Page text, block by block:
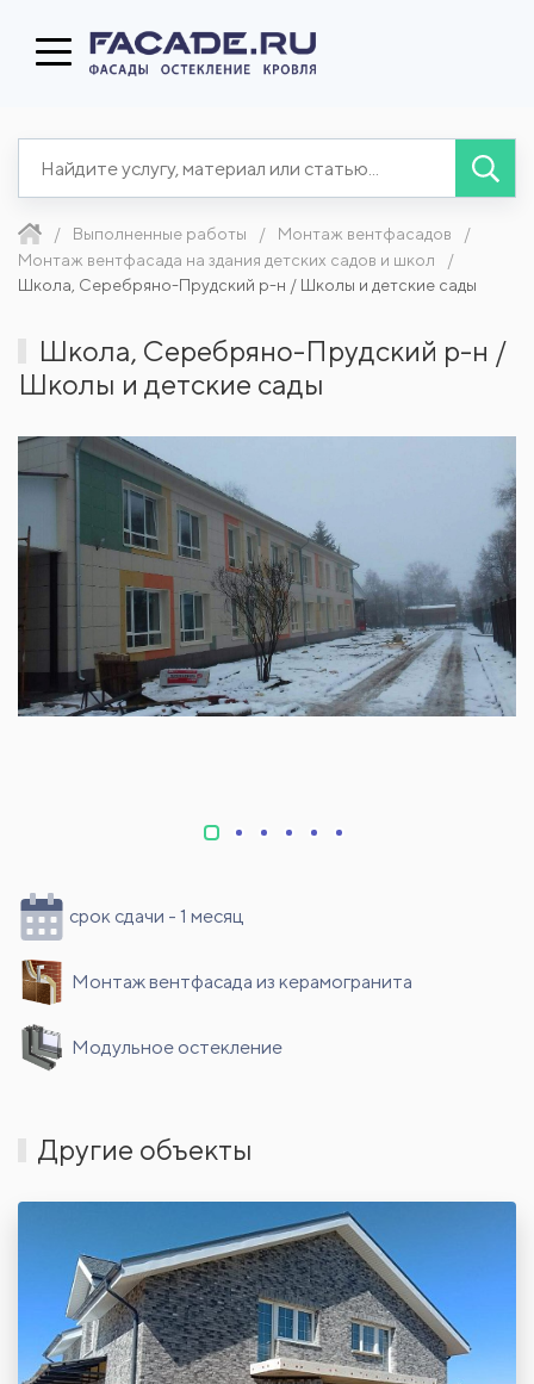
Выполненные работы
Монтаж вентфасадов
Монтаж вентфасада на здания детских садов и школ
Школа, Серебряно-Прудский р-н / Школы и детские сады
Школа, Серебряно-Прудский р-н /
Школы и детские сады
срок сдачи - 1 месяц
Монтаж вентфасада из керамогранита
Модульное остекление
Другие объекты